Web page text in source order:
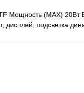
Мощность (MAX)
дисплей, подсветка